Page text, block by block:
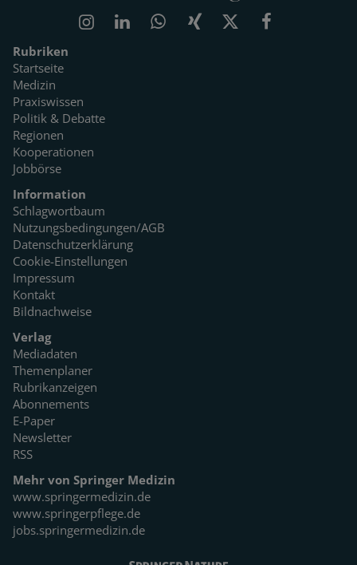
Rubriken
Startseite
Medizin
Praxiswissen
Politik & Debatte
Regionen
Kooperationen
Jobbörse
Information
Schlagwortbaum
Nutzungsbedingungen/AGB
Datenschutzerklärung
Cookie-Einstellungen
Impressum
Kontakt
Bildnachweise
Verlag
Mediadaten
Themenplaner
Rubrikanzeigen
Abonnements
E-Paper
Newsletter
RSS
Mehr von Springer Medizin
www.springermedizin.de
www.springerpflege.de
jobs.springermedizin.de